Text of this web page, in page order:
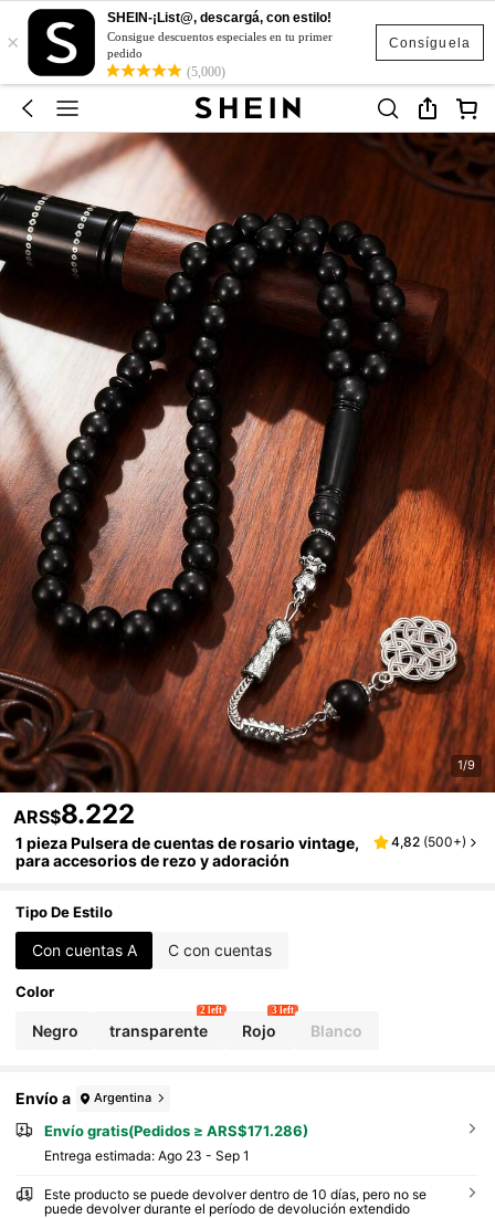
Consíguela
×
SHEIN-¡List@, descargá, con estilo!
Consigue descuentos especiales en tu primer
pedido
(5,000)
1/9
ARS$8.222
1 pieza Pulsera de cuentas de rosario vintage,
para accesorios de rezo y adoración
4,82 (500+)
Tipo De Estilo
Con cuentas A C con cuentas
Color
Negro transparente
2 left
Rojo
3 left
Blanco
Envío a Argentina
Envío gratis(Pedidos ≥ ARS$171.286)
Entrega estimada: Ago 23 - Sep 1
Este producto se puede devolver dentro de 10 días, pero no se
puede devolver durante el período de devolución extendido